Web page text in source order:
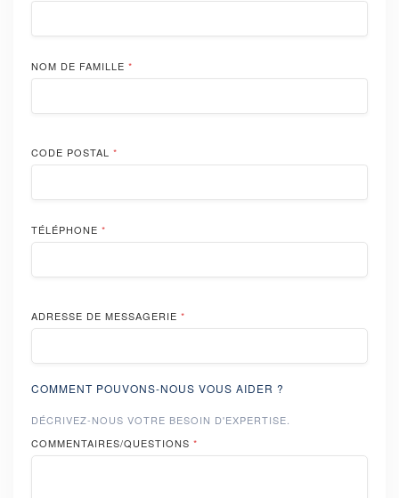
NOM DE FAMILLE *
CODE POSTAL *
TÉLÉPHONE *
ADRESSE DE MESSAGERIE *
COMMENT POUVONS-NOUS VOUS AIDER ?
DÉCRIVEZ-NOUS VOTRE BESOIN D'EXPERTISE.
COMMENTAIRES/QUESTIONS *